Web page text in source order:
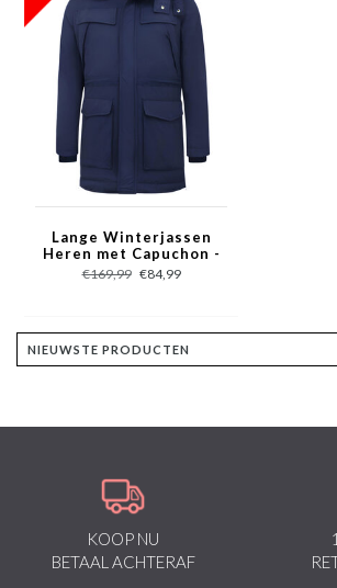
Lange Winterjassen
Heren met Capuchon -
891 - Blauw
€169,99 €84,99
KOOP NU
BETAAL ACHTERAF